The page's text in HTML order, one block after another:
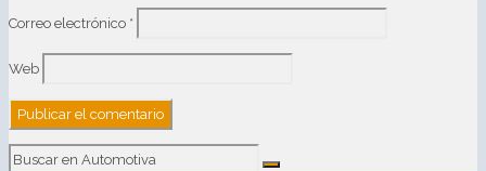
Correo electrónico *
Web